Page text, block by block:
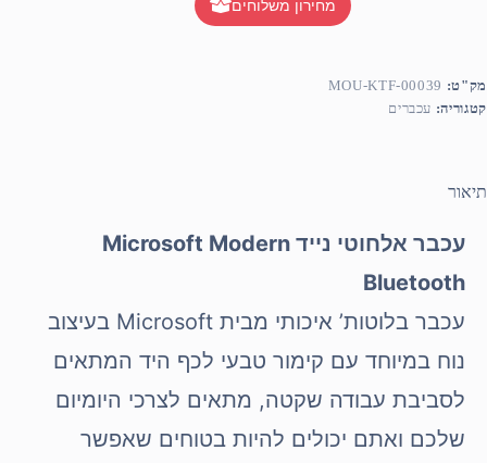
מחירון משלוחים
מק"ט: MOU-KTF-00039
קטגוריה: עכברים
תיאור
עכבר אלחוטי נייד Microsoft Modern
Bluetooth
עכבר בלוטות’ איכותי מבית Microsoft בעיצוב
נוח במיוחד עם קימור טבעי לכף היד המתאים
לסביבת עבודה שקטה, מתאים לצרכי היומיום
שלכם ואתם יכולים להיות בטוחים שאפשר